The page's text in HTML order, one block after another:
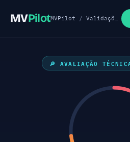
MVPilotMVPilot /Validações de MVP
🔎 AVALIAÇÃO